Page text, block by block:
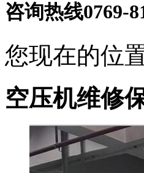
咨询热线0769-
您现在的位
空压机维修